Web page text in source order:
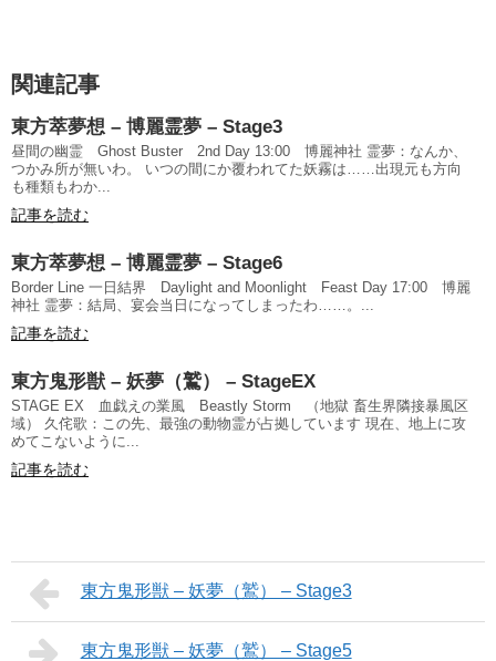
関連記事
東方萃夢想 – 博麗霊夢 – Stage3
昼間の幽霊 Ghost Buster 2nd Day 13:00 博麗神社 霊夢：なんか、
つかみ所が無いわ。 いつの間にか覆われてた妖霧は……出現元も方向
も種類もわか...
記事を読む
東方萃夢想 – 博麗霊夢 – Stage6
Border Line 一日結界 Daylight and Moonlight Feast Day 17:00 博麗
神社 霊夢：結局、宴会当日になってしまったわ……。...
記事を読む
東方鬼形獣 – 妖夢（鷲） – StageEX
STAGE EX 血戯えの業風 Beastly Storm （地獄 畜生界隣接暴風区
域） 久侘歌：この先、最強の動物霊が占拠しています 現在、地上に攻
めてこないように...
記事を読む
東方鬼形獣 – 妖夢（鷲） – Stage3
東方鬼形獣 – 妖夢（鷲） – Stage5